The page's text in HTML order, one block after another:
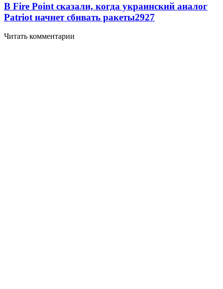
В Fire Point сказали, когда украинский аналог
Patriot начнет сбивать ракеты2927
Читать комментарии